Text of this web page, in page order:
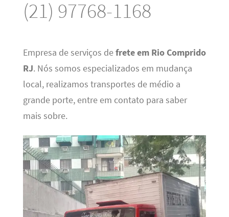
(21) 97768-1168
Empresa de serviços defrete em Rio Comprido
RJ. Nós somos especializados em mudança
local, realizamos transportes de médio a
grande porte, entre em contato para saber
mais sobre.